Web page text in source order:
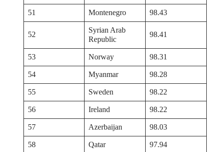
51
Montenegro 98.43
52
Syrian Arab
Republic
98.41
53 Norway
98.31
54
Myanmar
98.28
55
Sweden
98.22
56
Ireland
98.22
57
Azerbaijan
98.03
58
Qatar
97.94